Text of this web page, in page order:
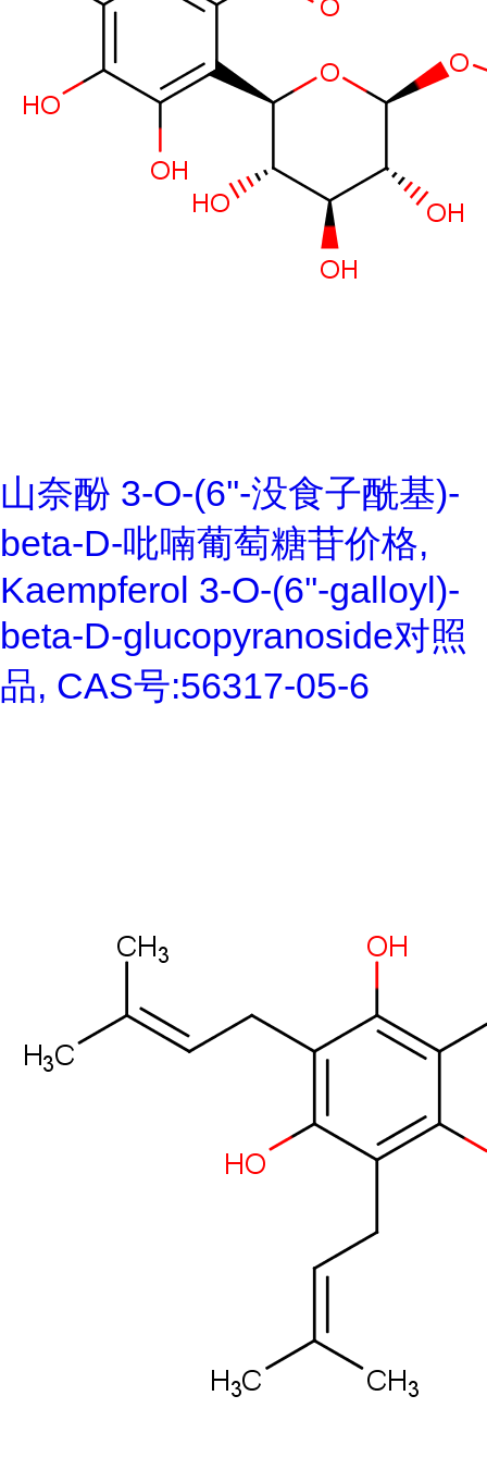
山奈酚 3-O-(6''-没食子酰基)-
beta-D-吡喃葡萄糖苷价格,
Kaempferol 3-O-(6''-galloyl)-
beta-D-glucopyranoside对照
品, CAS号:56317-05-6